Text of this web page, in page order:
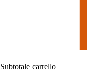
Subtotale carrello